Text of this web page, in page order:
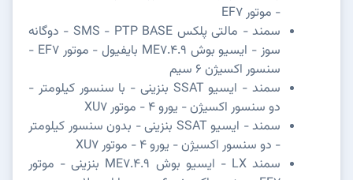
- موتور EF7
سمند - مالتی پلکس SMS - PTP BASE - دوگانه
سوز - ایسیو بوش ME7.4.9 بایفیول - موتور EF7 -
سنسور اکسیژن 6 سیم
سمند - ایسیو SSAT بنزینی - با سنسور کیلومتر -
دو سنسور اکسیژن - یورو 4 - موتور XU7
سمند - ایسیو SSAT بنزینی - بدون سنسور کیلومتر
- دو سنسور اکسیژن - یورو 4 - موتور XU7
سمند LX - ایسیو بوش ME7.4.9 بنزینی - موتور